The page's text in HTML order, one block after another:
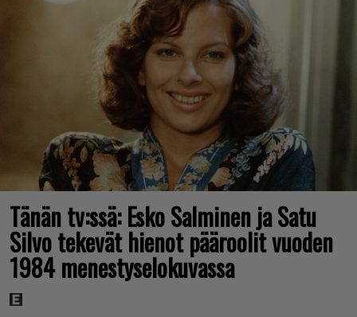
Tänän tv:ssä: Esko Salminen ja Satu
Silvo tekevät hienot pääroolit vuoden
1984 menestyselokuvassa